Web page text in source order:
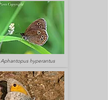
Aphantopus hyperantus